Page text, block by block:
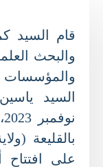
قام السيد
والبحث
والمؤسسات
بالقليعة
على افتتاح